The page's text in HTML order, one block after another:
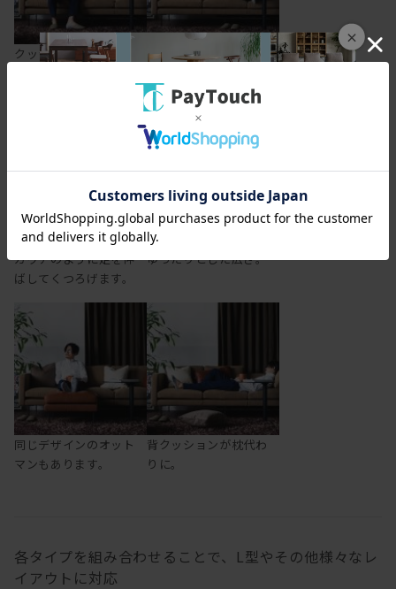
×
クッションをかませて
あぐらもかけます。
アーム側を背にすれば、
カウチのように足を伸
ばしてくつろげます。
男性でも寝転がれる、
ゆったりとした広さ。
同じデザインのオット
マンもあります。
背クッションが枕代わ
りに。
各タイプを組み合わせることで、L型やその他様々なレ
イアウトに対応